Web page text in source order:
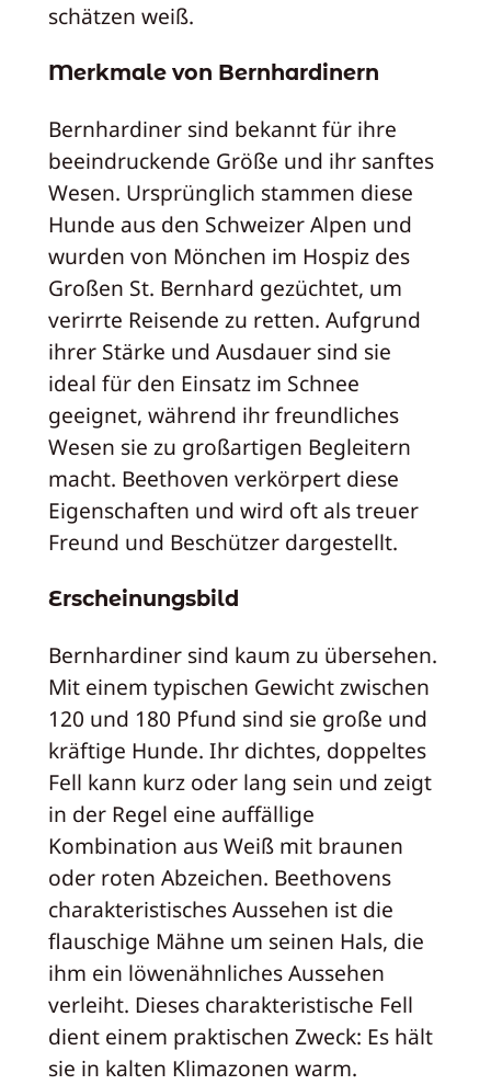
schätzen weiß.
Merkmale von Bernhardinern
Bernhardiner sind bekannt für ihre
beeindruckende Größe und ihr sanftes
Wesen. Ursprünglich stammen diese
Hunde aus den Schweizer Alpen und
wurden von Mönchen im Hospiz des
Großen St. Bernhard gezüchtet, um
verirrte Reisende zu retten. Aufgrund
ihrer Stärke und Ausdauer sind sie
ideal für den Einsatz im Schnee
geeignet, während ihr freundliches
Wesen sie zu großartigen Begleitern
macht. Beethoven verkörpert diese
Eigenschaften und wird oft als treuer
Freund und Beschützer dargestellt.
Erscheinungsbild
Bernhardiner sind kaum zu übersehen.
Mit einem typischen Gewicht zwischen
120 und 180 Pfund sind sie große und
kräftige Hunde. Ihr dichtes, doppeltes
Fell kann kurz oder lang sein und zeigt
in der Regel eine auffällige
Kombination aus Weiß mit braunen
oder roten Abzeichen. Beethovens
charakteristisches Aussehen ist die
flauschige Mähne um seinen Hals, die
ihm ein löwenähnliches Aussehen
verleiht. Dieses charakteristische Fell
dient einem praktischen Zweck: Es hält
sie in kalten Klimazonen warm.